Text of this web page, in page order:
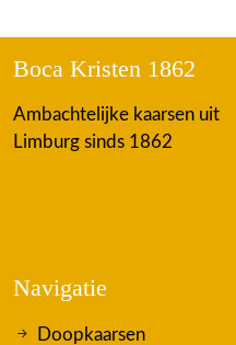
Boca Kristen 1862
Ambachtelijke kaarsen uit
Limburg sinds 1862
Navigatie
Doopkaarsen